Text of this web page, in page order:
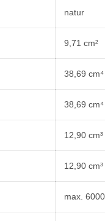
natur
9,71 cm²
38,69 cm⁴
38,69 cm⁴
12,90 cm³
12,90 cm³
max.